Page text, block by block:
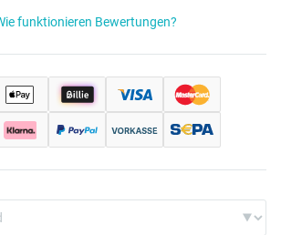
funktionieren Bewertungen?